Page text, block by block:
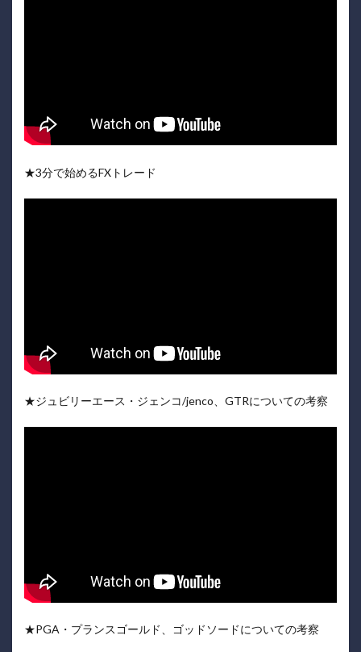
★3分で始めるFXトレード
★ジュビリーエース・ジェンコ/jenco、GTRについての考察
★PGA・プランスゴールド、ゴッドソードについての考察